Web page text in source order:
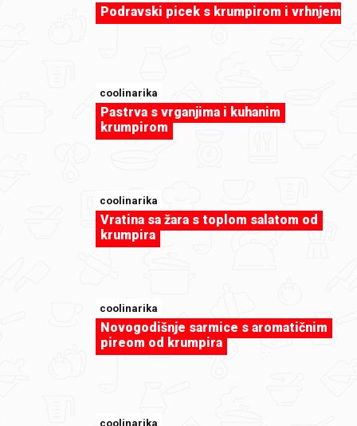
Božićni keksi by coolinarika
Podravski picek s krumpirom i vrhnjem
coolinarika
Pastrva s vrganjima i kuhanim
krumpirom
coolinarika
Vratina sa žara s toplom salatom od
krumpira
coolinarika
Novogodišnje sarmice s aromatičnim
pireom od krumpira
coolinarika